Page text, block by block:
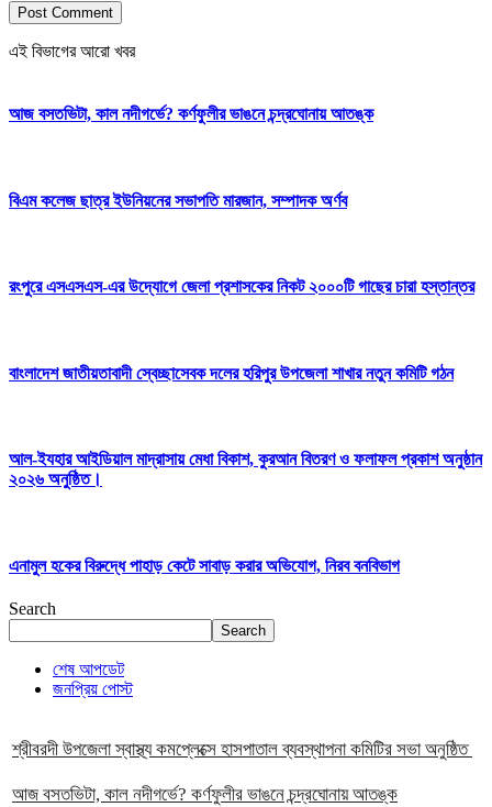
এই বিভাগের আরো খবর
আজ বসতভিটা, কাল নদীগর্ভে? কর্ণফুলীর ভাঙনে চন্দ্রঘোনায় আতঙ্ক
বিএম কলেজ ছাত্র ইউনিয়নের সভাপতি মারজান, সম্পাদক অর্ণব
রংপুরে এসএসএস-এর উদ্যোগে জেলা প্রশাসকের নিকট ২০০০টি গাছের চারা হস্তান্তর
বাংলাদেশ জাতীয়তাবাদী স্বেচ্ছাসেবক দলের হরিপুর উপজেলা শাখার নতুন কমিটি গঠন
আল-ইযহার আইডিয়াল মাদ্রাসায় মেধা বিকাশ, কুরআন বিতরণ ও ফলাফল প্রকাশ অনুষ্ঠান
২০২৬ অনুষ্ঠিত।
এনামুল হকের বিরুদ্ধে পাহাড় কেটে সাবাড় করার অভিযোগ, নিরব বনবিভাগ
Search
Search
শেষ আপডেট
জনপ্রিয় পোস্ট
শ্রীবরদী উপজেলা স্বাস্থ্য কমপ্লেক্সে হাসপাতাল ব্যবস্থাপনা কমিটির সভা অনুষ্ঠিত
আজ বসতভিটা, কাল নদীগর্ভে? কর্ণফুলীর ভাঙনে চন্দ্রঘোনায় আতঙ্ক